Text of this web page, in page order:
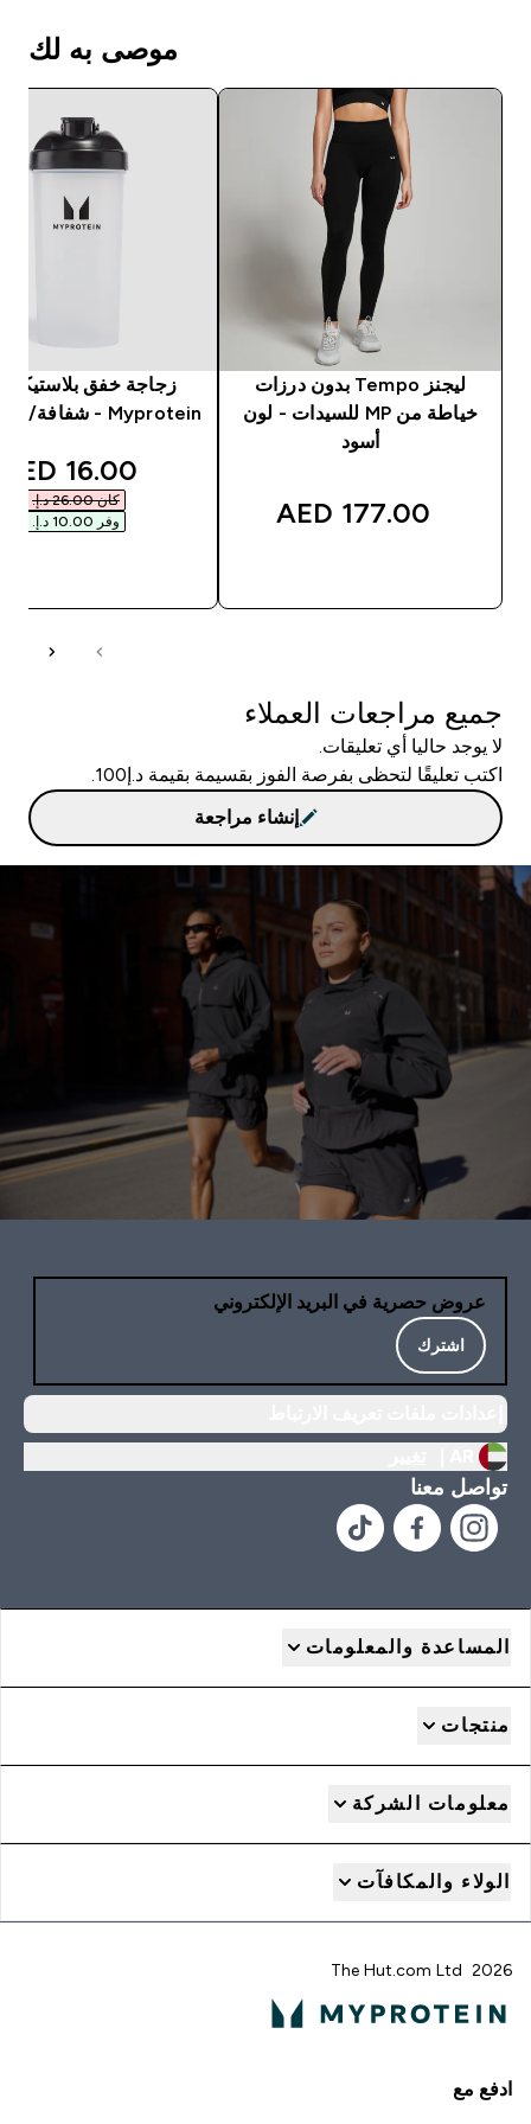
موصى به لك
ليجنز Tempo بدون درزات
خياطة من MP للسيدات - لون
أسود
177.00 AED‎
زجاجة خفق
Myprotein - شفافة/ لون أسود
price
16.00 AED‎
كان ‏26.00 د.إ.‏‎
وفر ‏10.00 د.إ.‏‎
جميع مراجعات العملاء
لا يوجد حاليا أي تعليقات.
اكتب تعليقًا لتحظى بفرصة الفوز بقسيمة بقيمة د.إ100.
إنشاء مراجعة
عروض حصرية في البريد الإلكتروني
اشترك
تواصل معنا
المساعدة والمعلومات
منتجات
معلومات الشركة
الولاء والمكافآت
2026 The Hut.com Ltd
ادفع مع